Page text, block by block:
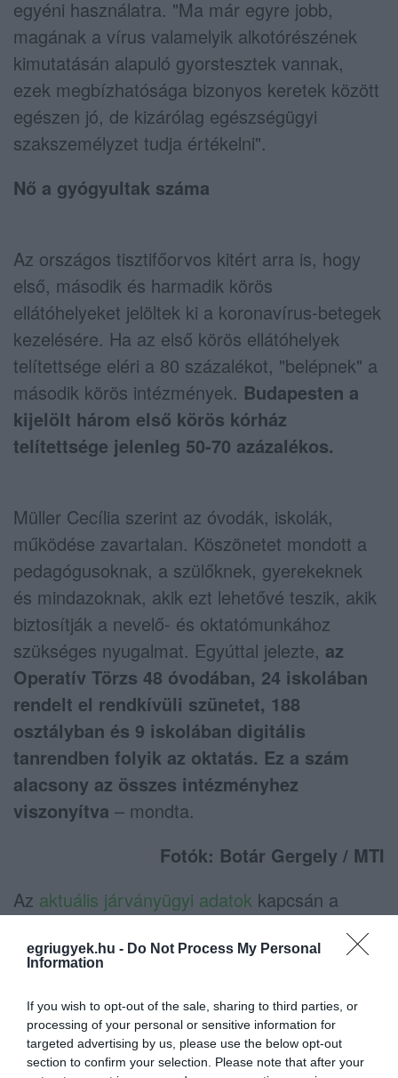
egriugyek.hu - Do Not Process My Personal
Information
If you wish to opt-out of the sale, sharing to third parties, or
processing of your personal or sensitive information for
targeted advertising by us, please use the below opt-out
section to confirm your selection. Please note that after your
egyéni használatra. "Ma már egyre jobb,
magának a vírus valamelyik alkotórészének
kimutatásán alapuló gyorstesztek vannak,
ezek megbízhatósága bizonyos keretek között
egészen jó, de kizárólag egészségügyi
szakszemélyzet tudja értékelni".
Nő a gyógyultak száma
Az országos tisztifőorvos kitért arra is, hogy
első, második és harmadik körös
ellátóhelyeket jelöltek ki a koronavírus-betegek
kezelésére. Ha az első körös ellátóhelyek
telítettsége eléri a 80 százalékot, "belépnek" a
második körös intézmények. Budapesten a
kijelölt három első körös kórház
telítettsége jelenleg 50-70 azázalékos.
Müller Cecília szerint az óvodák, iskolák,
működése zavartalan. Köszönetet mondott a
pedagógusoknak, a szülőknek, gyerekeknek
és mindazoknak, akik ezt lehetővé teszik, akik
biztosítják a nevelő- és oktatómunkához
szükséges nyugalmat. Egyúttal jelezte, az
Operatív Törzs 48 óvodában, 24 iskolában
rendelt el rendkívüli szünetet, 188
osztályban és 9 iskolában digitális
tanrendben folyik az oktatás. Ez a szám
alacsony az összes intézményhez
viszonyítva – mondta.
Fotók: Botár Gergely / MTI
Az aktuális járványügyi adatok kapcsán a
száma, már 12.628 ember gyógyult meg a
definiálni a gyógyultság állapotát.
Hangsúlyozta, a gyógyulás szempontjából a
klinikai állapot a döntő: vannak, akik jó